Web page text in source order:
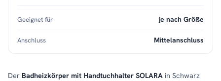
Der Badheizkörper mit Handtuchhalter SOLARA in Schwarz
Geeignet für je nach Größe
Anschluss Mittelanschluss